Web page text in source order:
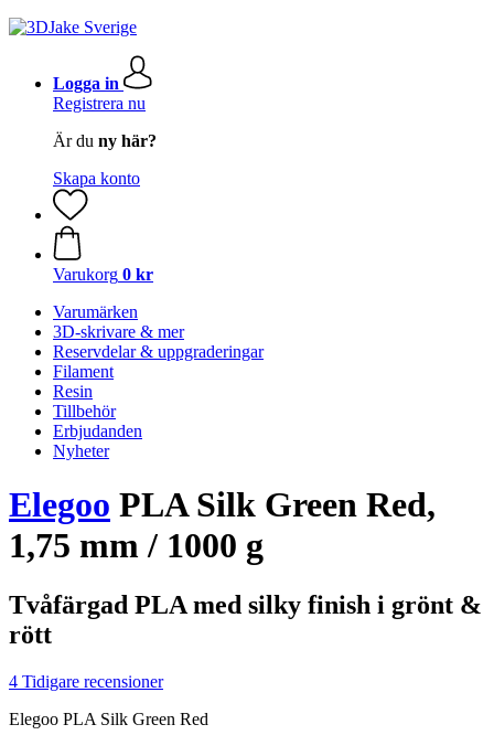
Logga in
Registrera nu
Är du ny här?
Skapa konto
Varukorg 0 kr
Varumärken
3D-skrivare & mer
Reservdelar & uppgraderingar
Filament
Resin
Tillbehör
Erbjudanden
Nyheter
Elegoo PLA Silk Green Red,
1,75 mm / 1000 g
Tvåfärgad PLA med silky finish i grönt &
rött
4 Tidigare recensioner
Elegoo PLA Silk Green Red